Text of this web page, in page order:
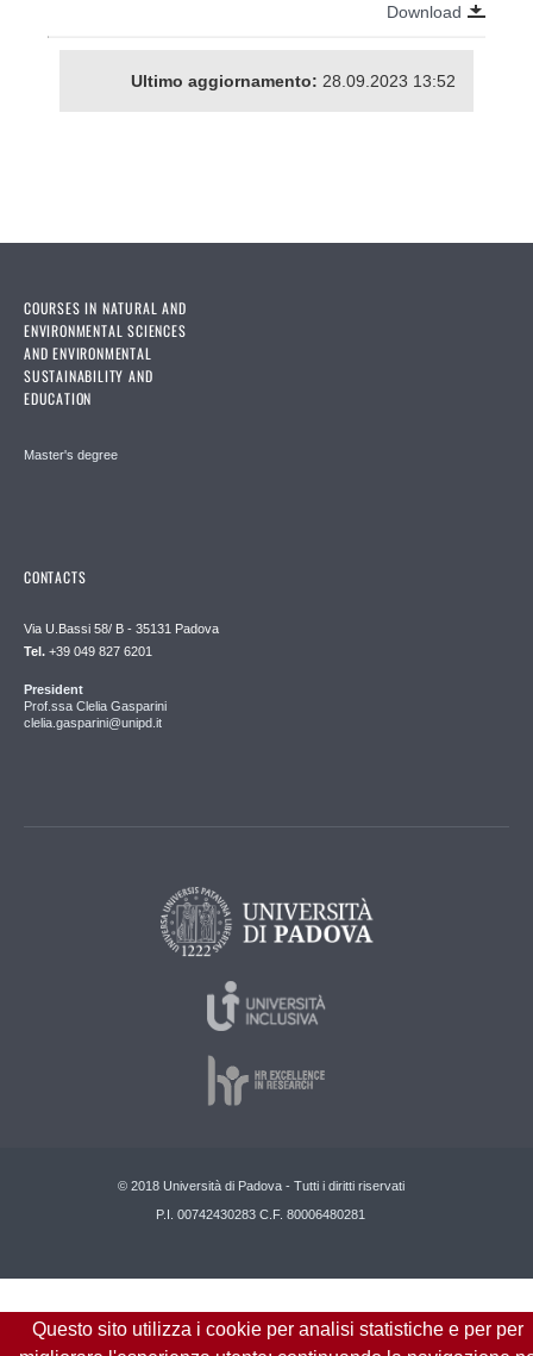
Download
Ultimo aggiornamento: 28.09.2023 13:52
COURSES IN NATURAL AND
ENVIRONMENTAL SCIENCES
AND ENVIRONMENTAL
SUSTAINABILITY AND
EDUCATION
Master's degree
CONTACTS
Via U.Bassi 58/ B - 35131 Padova
Tel. +39 049 827 6201
President
Prof.ssa Clelia Gasparini
clelia.gasparini@unipd.it
© 2018 Università di Padova - Tutti i diritti riservati
P.I. 00742430283 C.F. 80006480281
Questo sito utilizza i cookie per analisi statistiche e per per